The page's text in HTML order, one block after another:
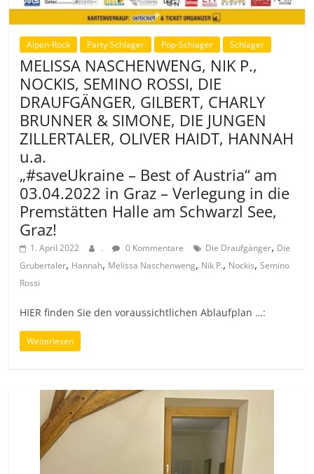
Alpen-Rock Party-Schlager Pop-Schlager Schlager
MELISSA NASCHENWENG, NIK P.,
NOCKIS, SEMINO ROSSI, DIE
DRAUFGÄNGER, GILBERT, CHARLY
BRUNNER & SIMONE, DIE JUNGEN
ZILLERTALER, OLIVER HAIDT, HANNAH
u.a.
„#saveUkraine – Best of Austria“ am
03.04.2022 in Graz – Verlegung in die
Premstätten Halle am Schwarzl See,
Graz!
1. April 2022 . 0 Kommentare Die Draufgänger, Die
Grubertaler, Hannah, Melissa Naschenweng, Nik P., Nockis,Semino
Rossi
HIER finden Sie den voraussichtlichen Ablaufplan …:
Weiterlesen